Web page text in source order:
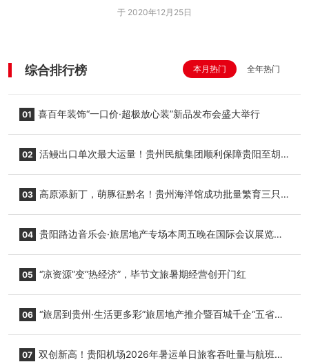
于 2020年12月25日
综合排行榜 本月热门 全年热门
01 喜百年装饰“一口价·超极放心装”新品发布会盛大举行
02 活鳗出口单次最大运量！贵州民航集团顺利保障贵阳至胡
03 高原添新丁，萌豚征黔名！贵州海洋馆成功批量繁育三只
04 贵阳路边音乐会·旅居地产专场本周五晚在国际会议展览中
05 “凉资源”变“热经济”，毕节文旅暑期经营创开门红
06 “旅居到贵州·生活更多彩”旅居地产推介暨百城千企“五省
07 双创新高！贵阳机场2026年暑运单日旅客吞吐量与航班起